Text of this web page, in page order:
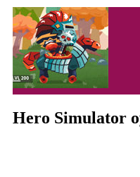
Hero Simulator